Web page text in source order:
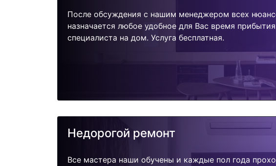
После обсуждения с нашим менеджером всех
назначается любое удобное для Вас время прибытия
специалиста на дом. Услуга бесплатная.
Недорогой ремонт
Все мастера наши обучены и каждые пол года